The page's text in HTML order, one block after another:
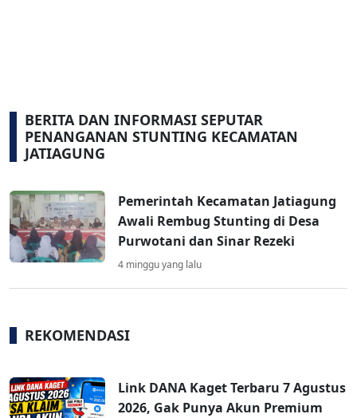
BERITA DAN INFORMASI SEPUTAR
PENANGANAN STUNTING KECAMATAN
JATIAGUNG
Pemerintah Kecamatan Jatiagung
Awali Rembug Stunting di Desa
Purwotani dan Sinar Rezeki
4 minggu yang lalu
REKOMENDASI
Link DANA Kaget Terbaru 7 Agustus
2026, Gak Punya Akun Premium